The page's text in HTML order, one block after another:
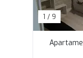
1 / 9